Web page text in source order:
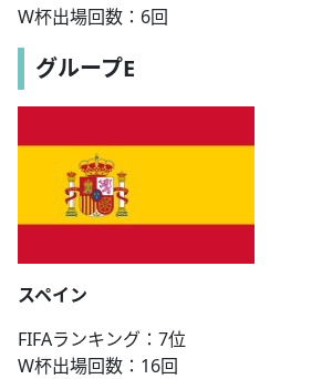
W杯出場回数：6回
グループE
スペイン
FIFAランキング：7位
W杯出場回数：16回